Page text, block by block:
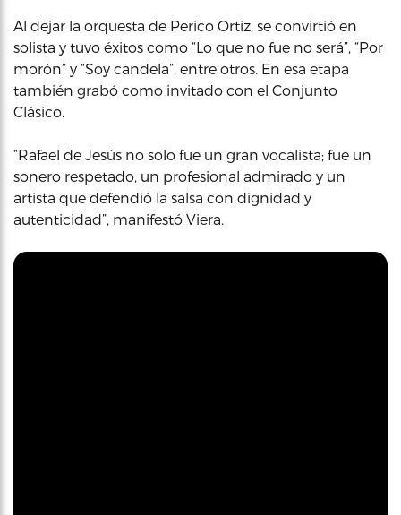
Al dejar la orquesta de Perico Ortiz, se convirtió en
solista y tuvo éxitos como “Lo que no fue no será”, “Por
morón” y “Soy candela”, entre otros. En esa etapa
también grabó como invitado con el Conjunto
Clásico.
“Rafael de Jesús no solo fue un gran vocalista; fue un
sonero respetado, un profesional admirado y un
artista que defendió la salsa con dignidad y
autenticidad”, manifestó Viera.